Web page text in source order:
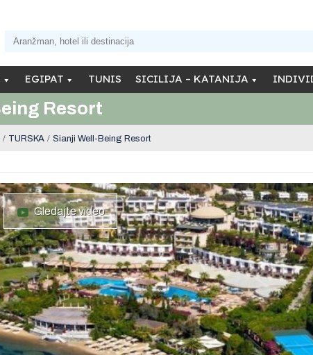
EGIPAT TUNIS SICILIJA – KATANIJA
Resort
TURSKA Sianji Well-Being Resort
Gledajte video